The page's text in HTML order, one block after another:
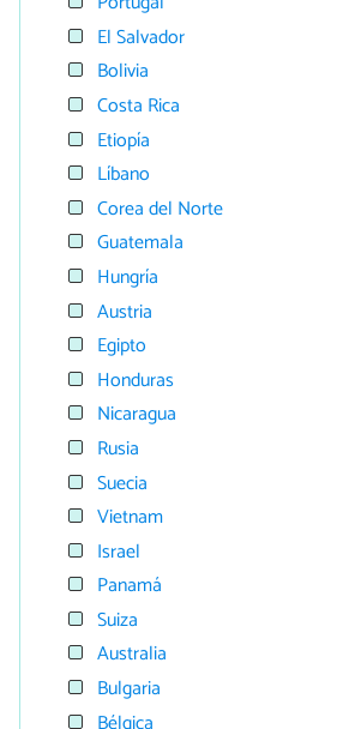
El Salvador
Bolivia
Costa Rica
Etiopía
Líbano
Corea del Norte
Guatemala
Hungría
Austria
Egipto
Honduras
Nicaragua
Rusia
Suecia
Vietnam
Israel
Panamá
Suiza
Australia
Bulgaria